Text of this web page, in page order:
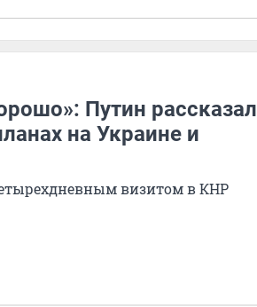
Путин рассказал
на Украине и
визитом в КНР